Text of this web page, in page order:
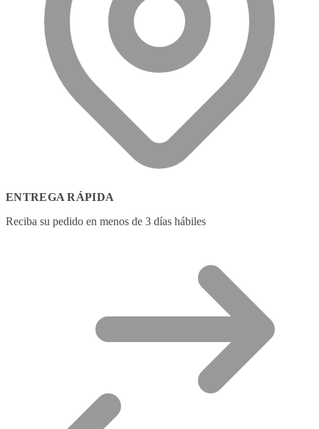
ENTREGA RÁPIDA
Reciba su pedido en menos de 3 días hábiles